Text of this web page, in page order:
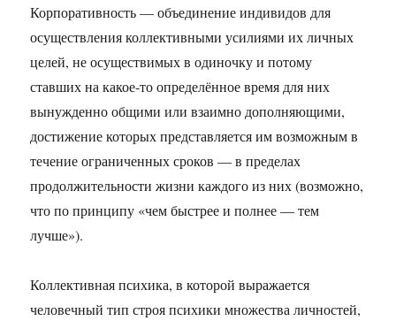
Корпоративность — объединение индивидов для
осуществления коллективными усилиями их личных
целей, не осуществимых в одиночку и потому
ставших на какое-то определённое время для них
вынужденно общими или взаимно дополняющими,
достижение которых представляется им возможным в
течение ограниченных сроков — в пределах
продолжительности жизни каждого из них (возможно,
что по принципу «чем быстрее и полнее — тем
лучше»).
Коллективная психика, в которой выражается
человечный тип строя психики множества личностей,